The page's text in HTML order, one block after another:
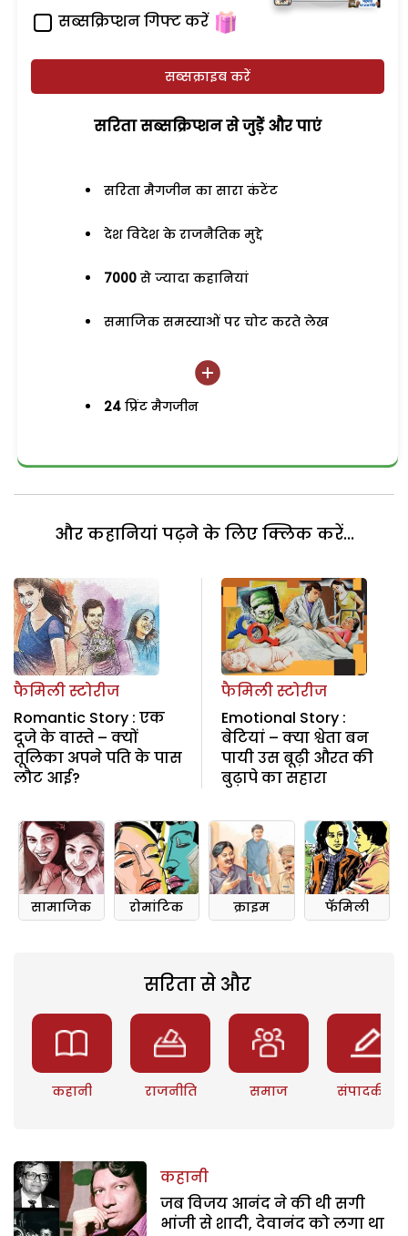
सब्सक्रिप्शन गिफ्ट करें
सब्सक्राइब करें
सरिता सब्सक्रिप्शन से जुड़ेें और पाएं
सरिता मैगजीन का सारा कंटेंट
देश विदेश के राजनैतिक मुद्दे
7000 से ज्यादा कहानियां
समाजिक समस्याओं पर चोट करते लेख
24 प्रिंट मैगजीन
और कहानियां पढ़ने के लिए क्लिक करें...
फैमिली स्टोरीज
Romantic Story : एक
दूजे के वास्ते – क्यों
तूलिका अपने पति के पास
लौट आई?
फैमिली स्टोरीज
Emotional Story :
बेटियां – क्या श्वेता बन
पायी उस बूढ़ी औरत की
बुढ़ापे का सहारा
सामाजिक रोमांटिक क्राइम फॅमिली
सरिता से और
कहानी राजनीति समाज संपादकीय
कहानी
जब विजय आनंद ने की थी सगी
भांजी से शादी, देवानंद को लगा था